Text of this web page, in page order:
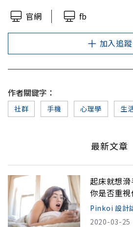
官網
fb
加入追蹤
作者關鍵字：
社群 手機 心理學 生
最新文章
起床就想滑
你是否重
Pinkoi 設計
2020-03-25